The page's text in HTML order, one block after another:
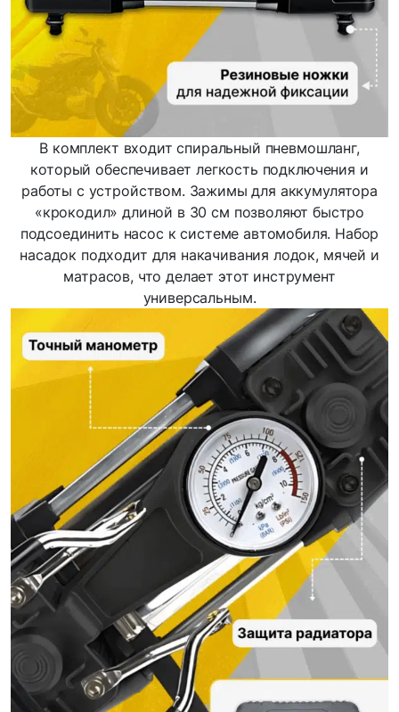
В комплект входит спиральный пневмошланг,
который обеспечивает легкость подключения и
работы с устройством. Зажимы для аккумулятора
«крокодил» длиной в 30 см позволяют быстро
подсоединить насос к системе автомобиля. Набор
насадок подходит для накачивания лодок, мячей и
матрасов, что делает этот инструмент
универсальным.